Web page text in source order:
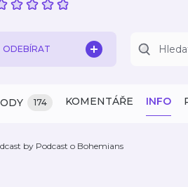
ODEBÍRAT
174 KOMENTÁŘE INFO
by Podcast o Bohemians